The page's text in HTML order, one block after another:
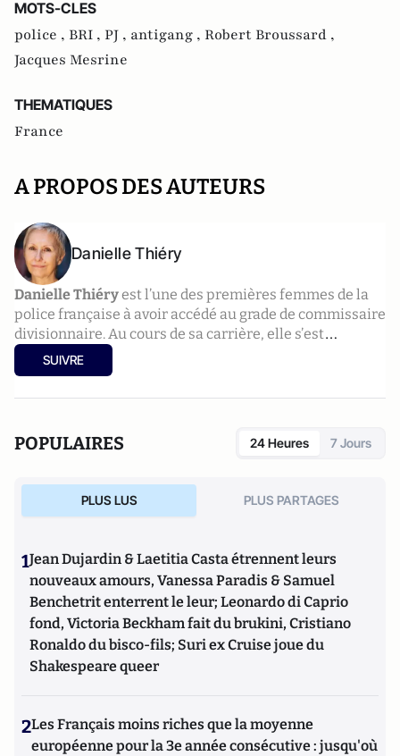
MOTS-CLES
police , BRI , PJ , antigang , Robert Broussard ,
Jacques Mesrine
THEMATIQUES
France
A PROPOS DES AUTEURS
Danielle Thiéry
Danielle Thiéryest l’une des premières femmes de la
police française à avoir accédé au grade de commissaire
divisionnaire. Au cours de sa carrière, elle s’est
intéressée aux mineurs en danger en passant par la
police criminelle ou bien encore la lutte antiterroriste
n° 1 (France 2). Elle a écrit de nombreux ouvrages
notamment des polars et des romans policiers
nombreuses reprises par des prix. Elle a notamment
obtenu le Prix du Quai des orfèvres 2013 pour son
SUIVRE
POPULAIRES 24 Heures 7 Jours
PLUS LUS PLUS PARTAGES
1Jean Dujardin & Laetitia Casta étrennent leurs
nouveaux amours, Vanessa Paradis & Samuel
Benchetrit enterrent le leur; Leonardo di Caprio
fond, Victoria Beckham fait du brukini, Cristiano
Ronaldo du bisco-fils; Suri ex Cruise joue du
Shakespeare queer
2Les Français moins riches que la moyenne
européenne pour la 3e année consécutive : jusqu'où